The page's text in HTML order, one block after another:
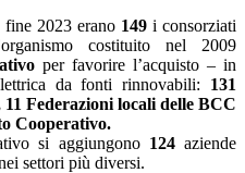
2023 erano 149 i consorziati
costituito nel 2009
per favorire l’acquisto – in
da fonti rinnovabili: 131
Federazioni locali delle BCC
Cooperativo.
si aggiungono 124 aziende
settori più diversi.